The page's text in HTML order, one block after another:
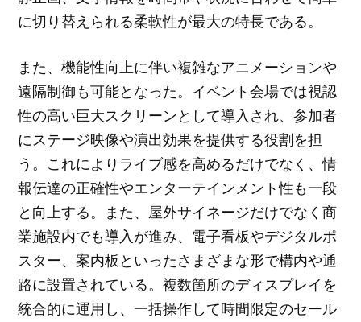
に切り替えられる柔軟性が最大の特長である。
また、機能性向上に伴い複雑なアニメーションや
遠隔制御も可能となった。イベント会場では視認
性の高い巨大スクリーンとして導入され、参加者
にステージ映像や演出効果を提供する役割を担
う。これによりライブ感を高めるだけでなく、情
報伝達の正確性やエンターテインメント性も一段
と向上する。また、屋外サイネージだけでなく商
業施設内でも導入が進み、電子看板やデジタルポ
スター、案内板といったさまざまな形で構内や通
路に設置されている。複数箇所のディスプレイを
統合的に運用し、一括操作して時間限定のセール